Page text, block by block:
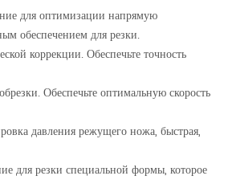
для оптимизации напрямую
обеспечением для резки.
коррекции. Обеспечьте точность
Обеспечьте оптимальную скорость
давления режущего ножа, быстрая,
для резки специальной формы, которое